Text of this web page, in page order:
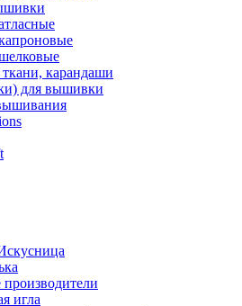
карандаши
для вышивки
игла